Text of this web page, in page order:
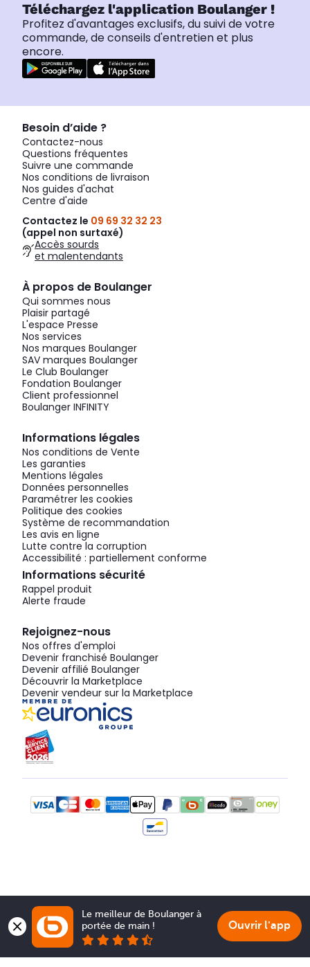
Téléchargez l'application Boulanger !
Profitez d'avantages exclusifs, du suivi de votre
commande, de conseils d'entretien et plus
encore.
Besoin d’aide ?
Contactez-nous
Questions fréquentes
Suivre une commande
Nos conditions de livraison
Nos guides d'achat
Centre d'aide
Contactez le 09 69 32 32 23
(appel non surtaxé)
Accès sourds
et malentendants
À propos de Boulanger
Qui sommes nous
Plaisir partagé
L'espace Presse
Nos services
Nos marques Boulanger
SAV marques Boulanger
Le Club Boulanger
Fondation Boulanger
Client professionnel
Boulanger INFINITY
Informations légales
Nos conditions de Vente
Les garanties
Mentions légales
Données personnelles
Paramétrer les cookies
Politique des cookies
Système de recommandation
Les avis en ligne
Lutte contre la corruption
Accessibilité : partiellement conforme
Informations sécurité
Rappel produit
Alerte fraude
Rejoignez-nous
Nos offres d'emploi
Devenir franchisé Boulanger
Devenir affilié Boulanger
Découvrir la Marketplace
Devenir vendeur sur la Marketplace
Le meilleur de Boulanger à
portée de main !
Ouvrir l'app